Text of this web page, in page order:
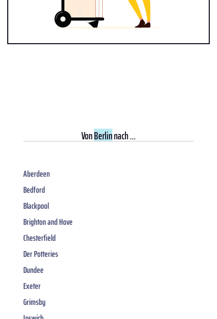
VonBerlinnach ...
Aberdeen
Bedford
Blackpool
Brighton and Hove
Chesterfield
Der Potteries
Dundee
Exeter
Grimsby